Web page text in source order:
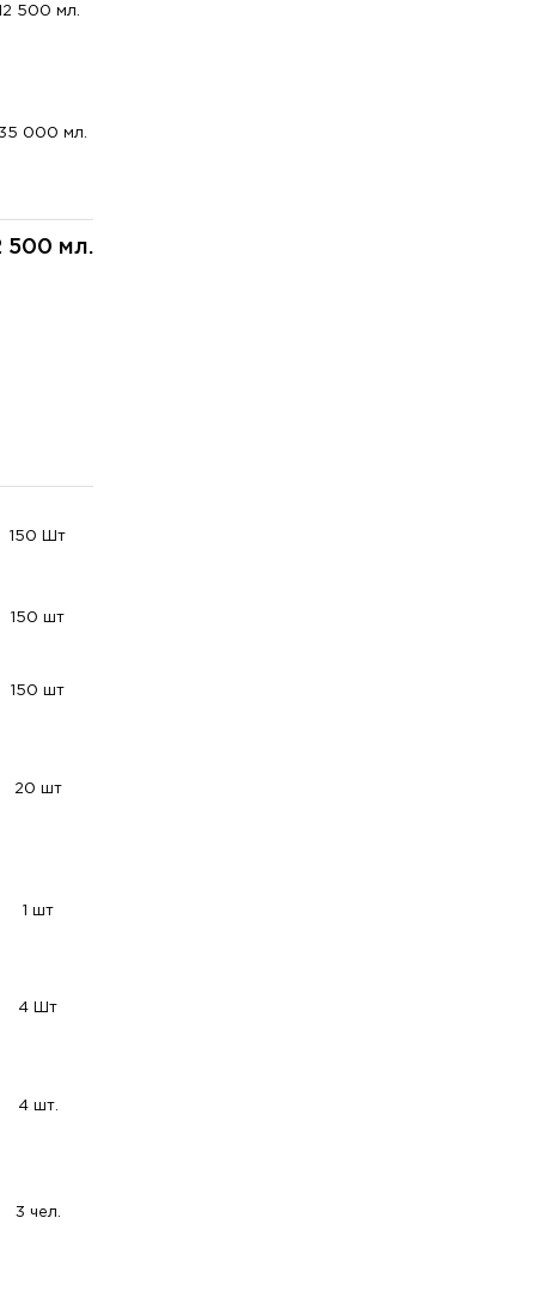
500 мл.
000 мл.
500 мл.
150 Шт
150 шт
150 шт
20 шт
1 шт
4 Шт
4 шт.
3 чел.